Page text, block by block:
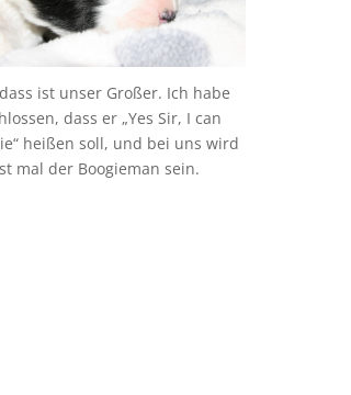
ist unser Großer. Ich habe
dass er „Yes Sir, I can
heißen soll, und bei uns wird
mal der Boogieman sein.